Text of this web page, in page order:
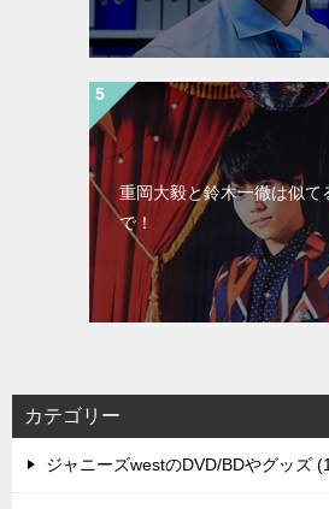
重岡大毅と鈴木一徹は似て
で！
カテゴリー
ジャニーズwestのDVD/BDやグッズ